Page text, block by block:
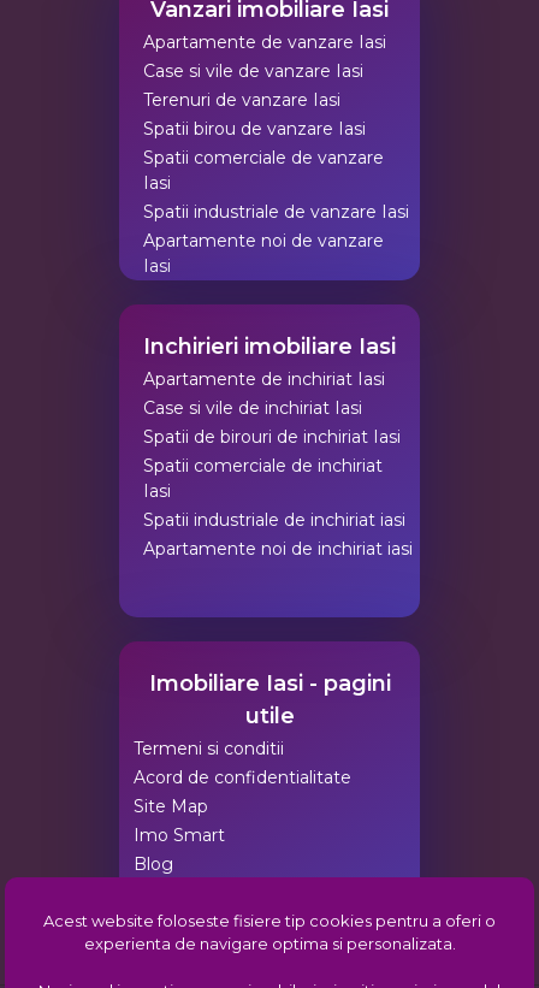
Vanzari imobiliare Iasi
Apartamente de vanzare Iasi
Case si vile de vanzare Iasi
Terenuri de vanzare Iasi
Spatii birou de vanzare Iasi
Spatii comerciale de vanzare
Iasi
Spatii industriale de vanzare Iasi
Apartamente noi de vanzare
Iasi
Inchirieri imobiliare Iasi
Apartamente de inchiriat Iasi
Case si vile de inchiriat Iasi
Spatii de birouri de inchiriat Iasi
Spatii comerciale de inchiriat
Iasi
Spatii industriale de inchiriat iasi
Apartamente noi de inchiriat iasi
Imobiliare Iasi - pagini
utile
Termeni si conditii
Acord de confidentialitate
Site Map
Imo Smart
Blog
Pachete de promovare
Comunitatea imobiliara din Iasi
Acest website foloseste fisiere tip cookies pentru a oferi o
experienta de navigare optima si personalizata.